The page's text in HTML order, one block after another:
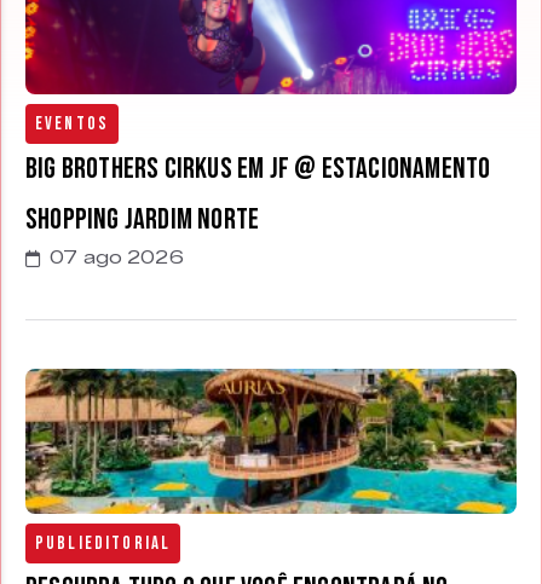
Eventos
Big Brothers Cirkus em JF @ estacionamento
Shopping Jardim Norte
07 ago 2026
Publieditorial